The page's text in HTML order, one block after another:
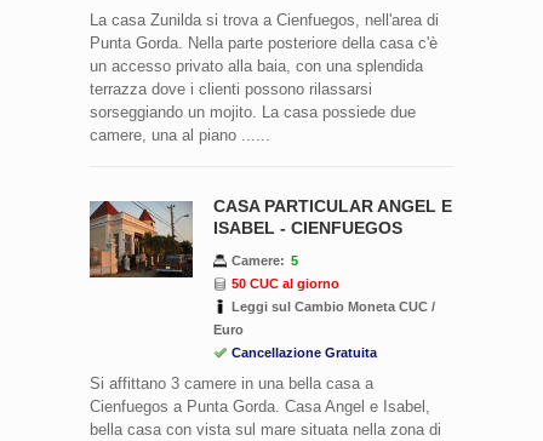
La casa Zunilda si trova a Cienfuegos, nell'area di
Punta Gorda. Nella parte posteriore della casa c'è
un accesso privato alla baia, con una splendida
terrazza dove i clienti possono rilassarsi
sorseggiando un mojito. La casa possiede due
camere, una al piano ......
CASA PARTICULAR ANGEL E
ISABEL - CIENFUEGOS
Camere: 5
50 CUC al giorno
Leggi sul Cambio Moneta CUC /
Euro
Cancellazione Gratuita
Si affittano 3 camere in una bella casa a
Cienfuegos a Punta Gorda. Casa Angel e Isabel,
bella casa con vista sul mare situata nella zona di